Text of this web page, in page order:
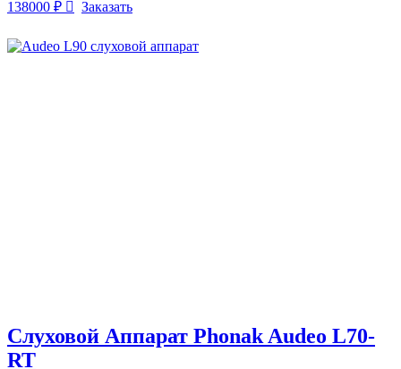
138000 ₽ Заказать
Слуховой Аппарат Phonak Audeo L70-
RT